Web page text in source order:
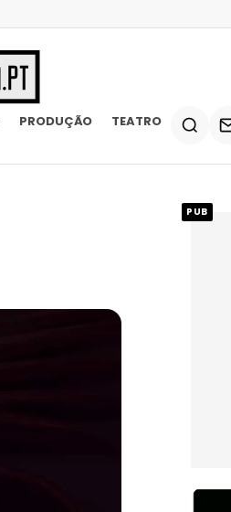
PRODUÇÃO TEATRO
PUB